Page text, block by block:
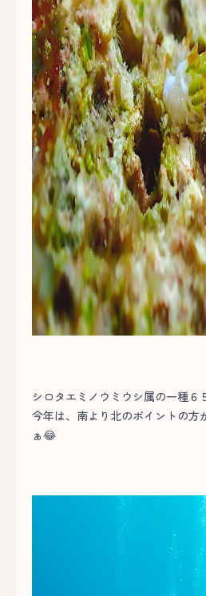
シロタエミノウミウシ属の一種６
今年は、南より北のポイントの方
ぁ😂